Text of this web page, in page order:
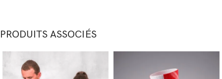
PRODUITS ASSOCIÉS